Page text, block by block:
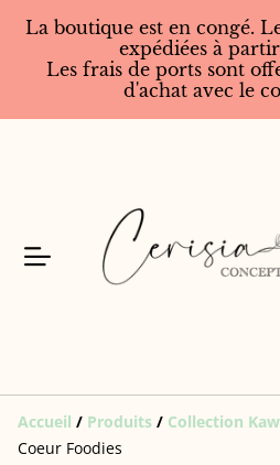
La boutique est en congé.
expédiées à
Les frais de ports sont
d'achat avec le
Accueil / Produits / Collection
Coeur Foodies